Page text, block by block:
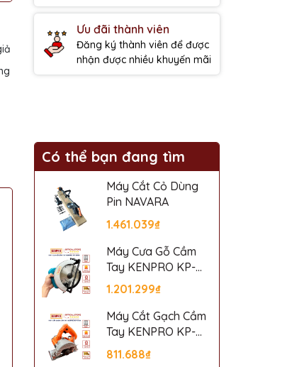
Ưu đãi thành viên
Đăng ký thành viên để được
nhận được nhiều khuyến mãi
Có thể bạn đang tìm
Máy Cắt Cỏ Dùng
Pin NAVARA
1.461.039₫
Máy Cưa Gỗ Cầm
Tay KENPRO KP-
5806
1.201.299₫
Máy Cắt Gạch Cầm
Tay KENPRO KP-
110A
811.688₫